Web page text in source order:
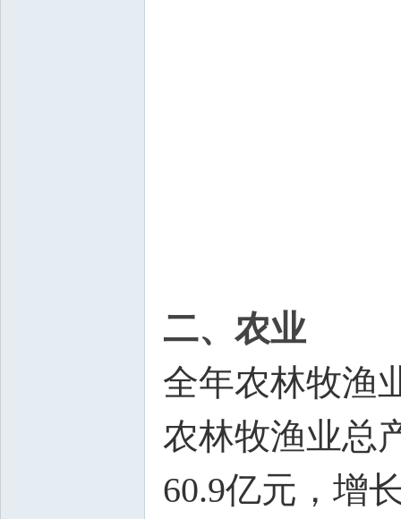
二、农业
全年农林牧渔
农林牧渔业总
60.9亿元，增